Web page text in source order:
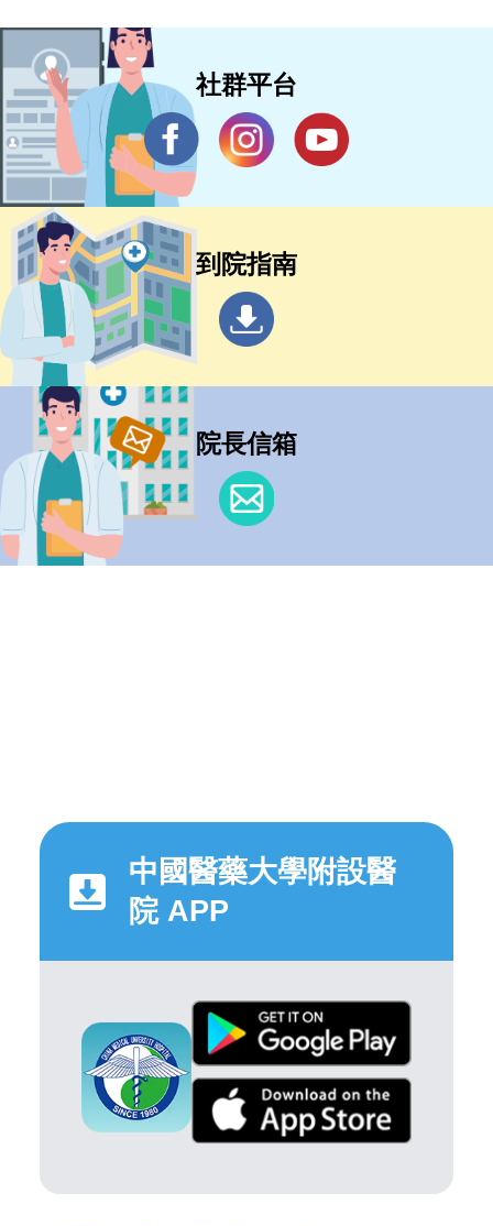
社群平台
到院指南
院長信箱
中國醫藥大學附設醫
院 APP